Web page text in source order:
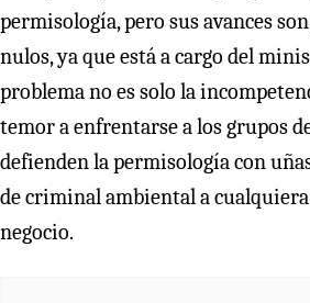
permisología, pero sus avances
nulos, ya que está a cargo del
problema no es solo la
temor a enfrentarse a los grupos
defienden la permisología con
de criminal ambiental a
negocio.